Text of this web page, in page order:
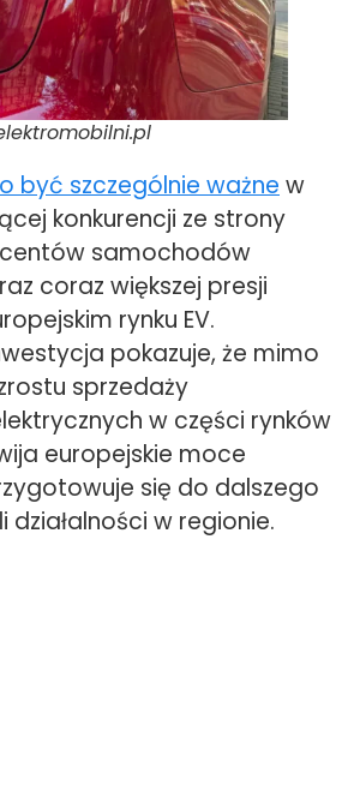
być szczególnie ważne w
konkurencji ze strony
samochodów
coraz większej presji
rynku EV.
pokazuje, że mimo
sprzedaży
w części rynków
europejskie moce
się do dalszego
działalności w regionie.